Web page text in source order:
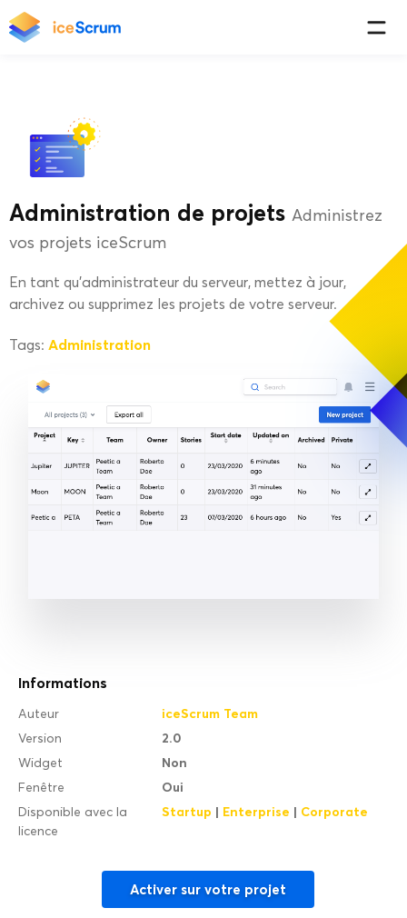
Administration de projets Administrez
vos projets iceScrum
En tant qu’administrateur du serveur, mettez à jour,
archivez ou supprimez les projets de votre serveur.
Tags: Administration
Informations
Auteur iceScrum Team
Version 2.0
Widget Non
Fenêtre Oui
Disponible avec la
licence
Startup | Enterprise | Corporate
Activer sur votre projet